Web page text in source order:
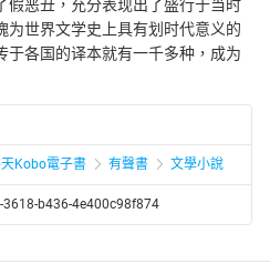
假恶丑，充分表现出了盛行于当时
为世界文学史上具有划时代意义的
于各国的译本就有一千多种，成为
Kobo電子書 有聲書 文學小說
3618-b436-4e400c98f874